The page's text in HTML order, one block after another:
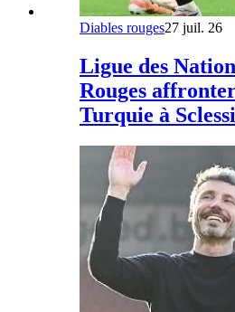
Diables rouges27 juil. 26
Ligue des
Rouges
Turquie à